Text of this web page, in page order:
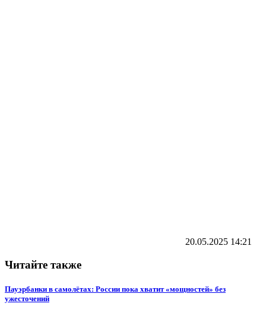
20.05.2025 14:21
Читайте также
Пауэрбанки в самолётах: России пока хватит «мощностей» без
ужесточений